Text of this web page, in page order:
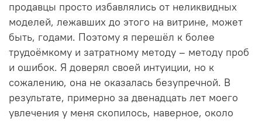
продавцы просто избавлялись от неликвидных
моделей, лежавших до этого на витрине, может
быть, годами. Поэтому я перешёл к более
трудоёмкому и затратному методу – методу проб
и ошибок. Я доверял своей интуиции, но к
сожалению, она не оказалась безупречной. В
результате, примерно за двенадцать лет моего
увлечения у меня скопилось, наверное, около